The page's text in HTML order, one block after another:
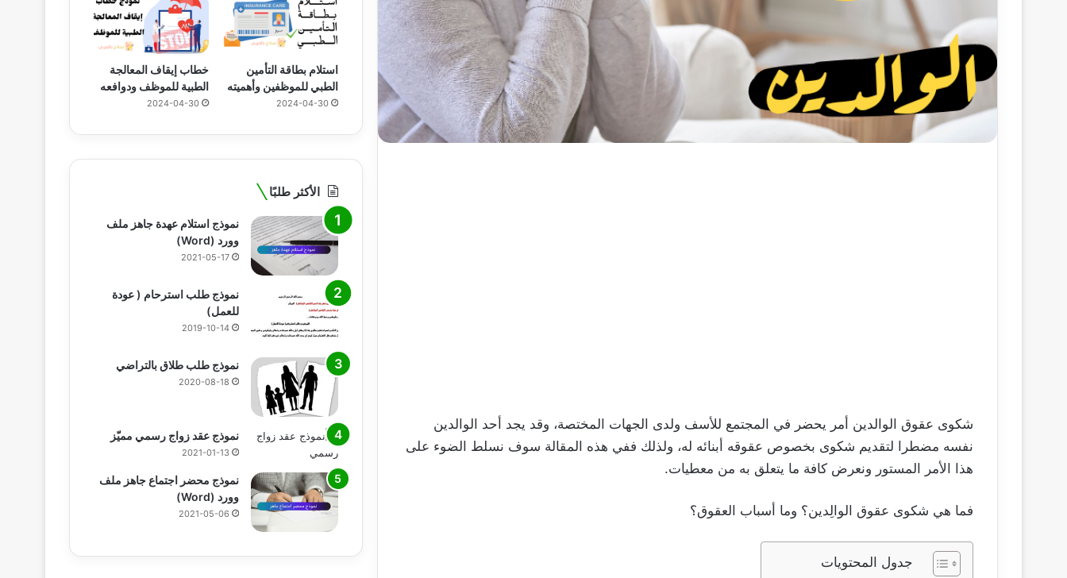
شكوى عقوق الوالدين أمر يحضر في المجتمع للأسف ولدى الجهات المختصة، وقد يجد أحد الوالدين
نفسه مضطرا لتقديم شكوى بخصوص عقوقه أبنائه له، ولذلك ففي هذه المقالة سوف نسلط الضوء على
هذا الأمر المستور ونعرض كافة ما يتعلق به من معطيات.
فما هي شكوى عقوق الوالِدين؟ وما أسباب العقوق؟
جدول المحتويات
استلام بطاقة التأمين
الطبي للموظفين وأهميته
2024-04-30
خطاب إيقاف المعالجة
الطبية للموظف ودوافعه
2024-04-30
الأكثر طلبًا
نموذج استلام عهدة جاهز ملف
وورد (Word)
2021-05-17
نموذج طلب استرحام ( عودة
للعمل)
2019-10-14
نموذج طلب طلاق بالتراضي
2020-08-18
نموذج عقد زواج رسمي مميّز
2021-01-13
نموذج محضر اجتماع جاهز ملف
وورد (Word)
2021-05-06